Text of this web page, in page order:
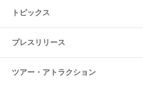
トピックス
プレスリリース
ツアー・ アトラクション